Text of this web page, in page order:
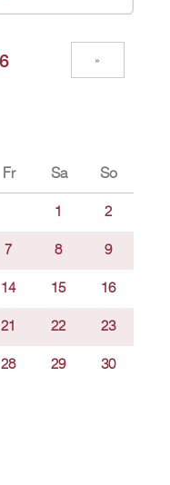
»
Fr Sa So
1 2
7 8 9
14 15 16
21 22 23
28 29 30